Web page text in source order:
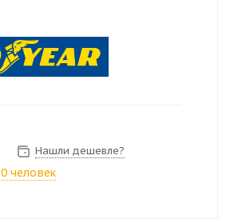
Нашли дешевле?
0 человек